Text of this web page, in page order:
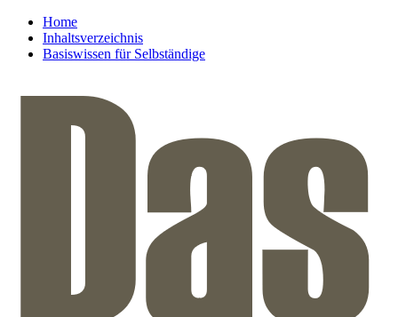
Home
Inhaltsverzeichnis
Basiswissen für Selbständige